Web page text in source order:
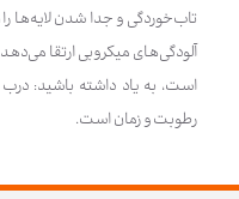
تاب‌خوردگی و جدا شدن لایه‌ها
آلودگی‌های میکروبی ارتقا
است، به یاد داشته باشید:
رطوبت و زمان است.